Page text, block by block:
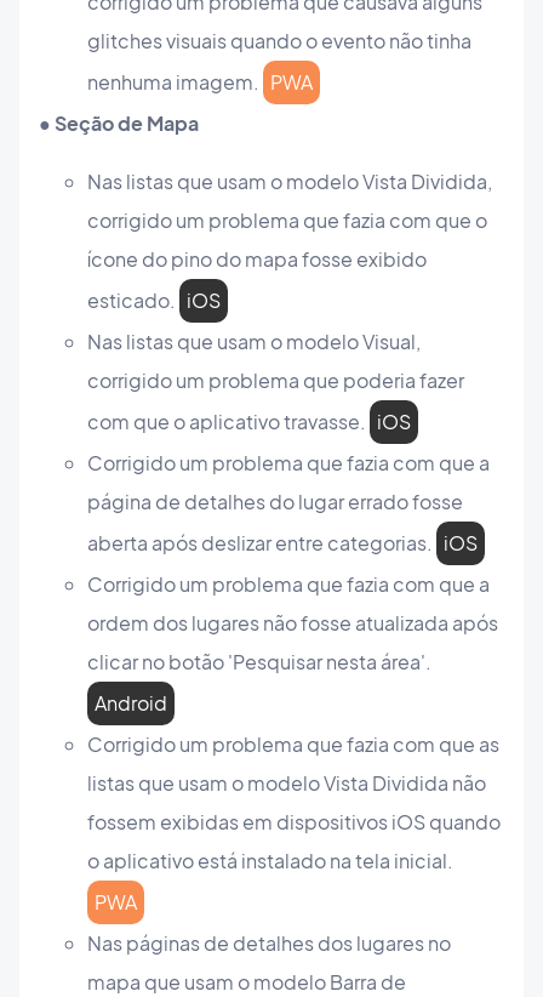
glitches visuais quando o evento não tinha
nenhuma imagem. PWA
● Seção de Mapa
Nas listas que usam o modelo Vista Dividida,
corrigido um problema que fazia com que o
ícone do pino do mapa fosse exibido
esticado. iOS
Nas listas que usam o modelo Visual,
corrigido um problema que poderia fazer
com que o aplicativo travasse. iOS
Corrigido um problema que fazia com que a
página de detalhes do lugar errado fosse
aberta após deslizar entre categorias. iOS
Corrigido um problema que fazia com que a
ordem dos lugares não fosse atualizada após
clicar no botão 'Pesquisar nesta área'.
Android
Corrigido um problema que fazia com que as
listas que usam o modelo Vista Dividida não
fossem exibidas em dispositivos iOS quando
o aplicativo está instalado na tela inicial.
PWA
Nas páginas de detalhes dos lugares no
mapa que usam o modelo Barra de